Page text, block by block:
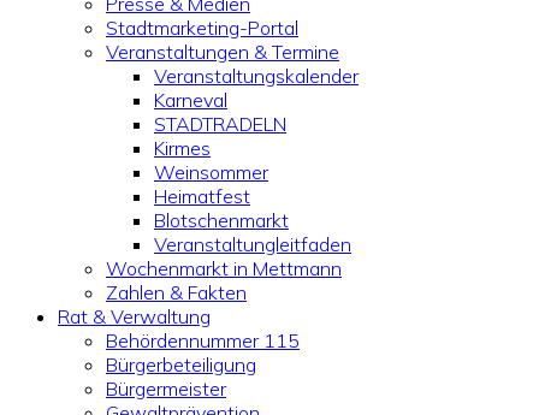
Stadtmarketing-Portal
Veranstaltungen & Termine
Veranstaltungskalender
Karneval
STADTRADELN
Kirmes
Weinsommer
Heimatfest
Blotschenmarkt
Veranstaltungleitfaden
Wochenmarkt in Mettmann
Zahlen & Fakten
Rat & Verwaltung
Behördennummer 115
Bürgerbeteiligung
Bürgermeister